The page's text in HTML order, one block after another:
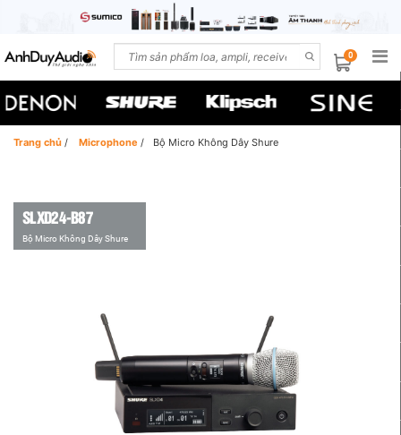
0
Trang chủ / Microphone / Bộ Micro Không Dây Shure
SLXD24-B87
Bộ Micro Không Dây Shure